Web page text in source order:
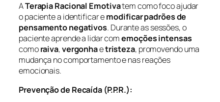
ATerapia Racional Emotivatem como foco ajudar
o paciente a identificar emodificar padrões de
pensamento negativos. Durante as sessões, o
paciente aprende a lidar comemoções intensas
comoraiva,vergonhaetristeza, promovendo uma
mudança no comportamento e nas reações
emocionais.
Prevenção de Recaída (P.P.R.):